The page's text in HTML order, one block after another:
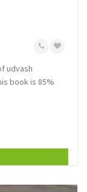
udvash
book is 85%